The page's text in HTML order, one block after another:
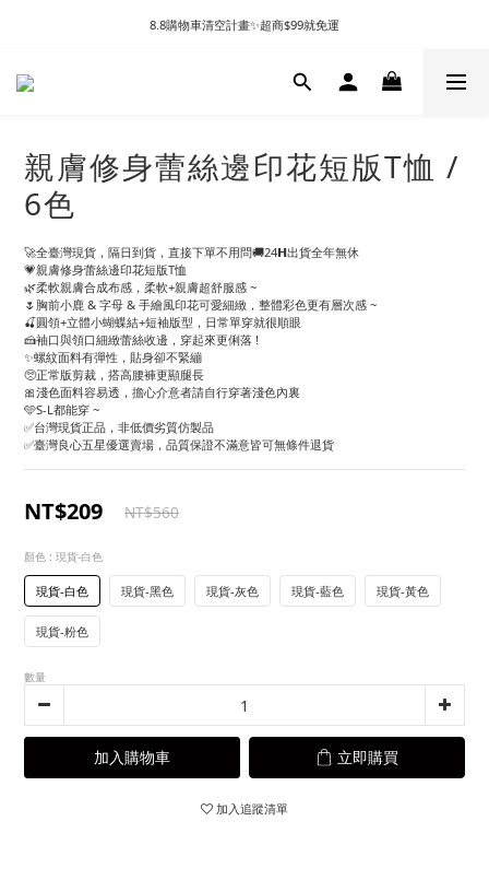
8.8購物車清空計畫✨超商$99就免運
親膚修身蕾絲邊印花短版T恤 /
6色
🚀全臺灣現貨，隔日到貨，直接下單不用問🚚24𝗛出貨全年無休
💗親膚修身蕾絲邊印花短版T恤
🌿柔軟親膚合成布感，柔軟+親膚超舒服感 ~
🌷胸前小鹿 & 字母 & 手繪風印花可愛細緻，整體彩色更有層次感 ~
🍒圓領+立體小蝴蝶結+短袖版型，日常單穿就很順眼
🍰袖口與領口細緻蕾絲收邊，穿起來更俐落 !
✨螺紋面料有彈性，貼身卻不緊繃
🥺正常版剪裁，搭高腰褲更顯腿長
🎀淺色面料容易透，擔心介意者請自行穿著淺色內裏
🩵S-L都能穿 ~
✅台灣現貨正品，非低價劣質仿製品
✅臺灣良心五星優選賣場，品質保證不滿意皆可無條件退貨
NT$209 NT$560
顏色 : 現貨-白色
現貨-白色 現貨-黑色 現貨-灰色 現貨-藍色 現貨-黃色
現貨-粉色
數量
加入購物車 立即購買
加入追蹤清單